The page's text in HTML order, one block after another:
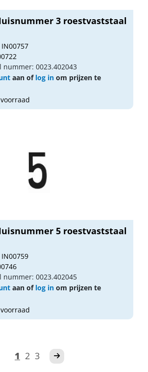
3 roestvaststaal
0023.402043
aan of log in om prijzen te
5 roestvaststaal
nummer: 0023.402045
aan of log in om prijzen te
1 2 3